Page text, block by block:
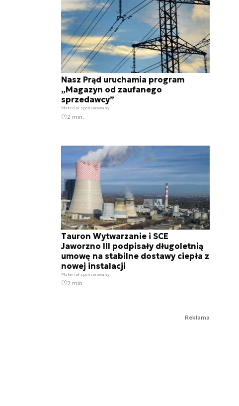
Nasz Prąd uruchamia program
„Magazyn od zaufanego
sprzedawcy”
Materiał sponsorowany
2 min.
Tauron Wytwarzanie i SCE
Jaworzno III podpisały długoletnią
umowę na stabilne dostawy ciepła z
nowej instalacji
Materiał sponsorowany
2 min.
Reklama